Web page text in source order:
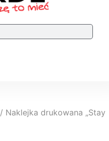
/ Naklejka drukowana „Stay